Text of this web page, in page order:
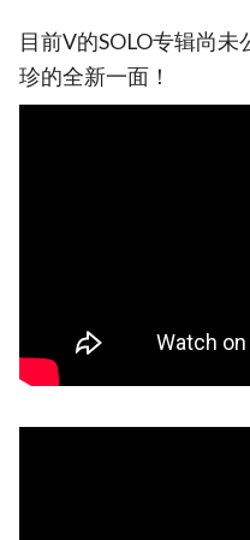
目前V的SOLO专辑尚
珍的全新一面！